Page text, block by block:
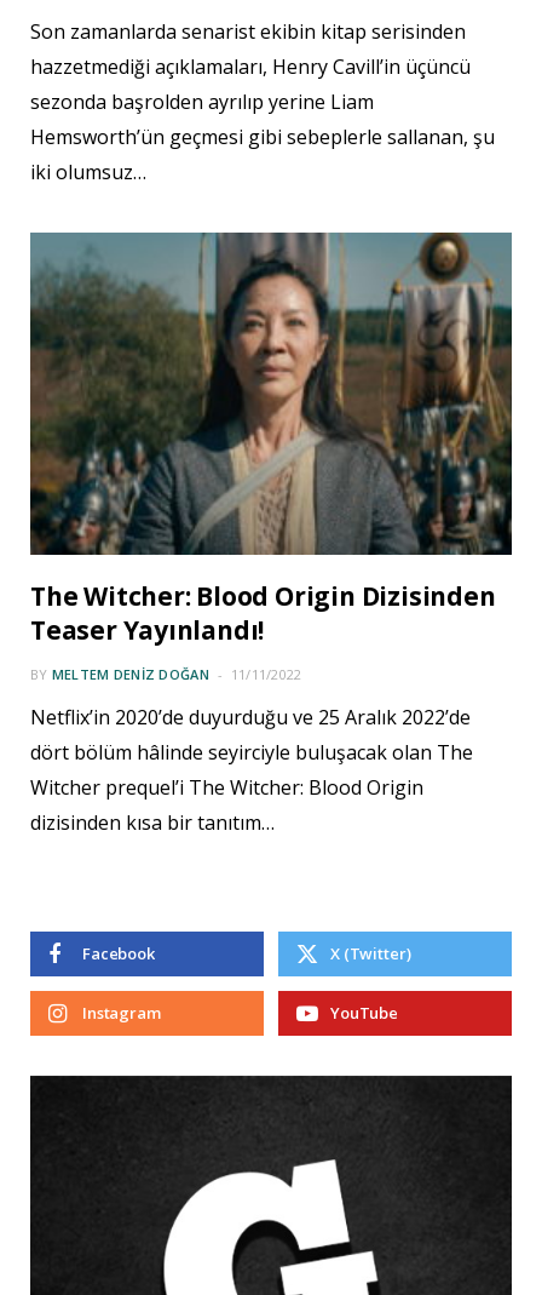
Son zamanlarda senarist ekibin kitap serisinden
hazzetmediği açıklamaları, Henry Cavill’in üçüncü
sezonda başrolden ayrılıp yerine Liam
Hemsworth’ün geçmesi gibi sebeplerle sallanan, şu
iki olumsuz…
The Witcher: Blood Origin Dizisinden
Teaser Yayınlandı!
BY MELTEM DENIZ DOĞAN 11/11/2022
Netflix’in 2020’de duyurduğu ve 25 Aralık 2022’de
dört bölüm hâlinde seyirciyle buluşacak olan The
Witcher prequel’i The Witcher: Blood Origin
dizisinden kısa bir tanıtım…
Facebook X (Twitter)
Instagram YouTube